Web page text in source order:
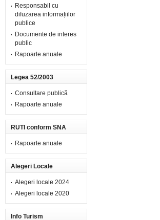
Responsabil cu
difuzarea informațiilor
publice
Documente de interes
public
Rapoarte anuale
Legea 52/2003
Consultare publică
Rapoarte anuale
RUTI conform SNA
Rapoarte anuale
Alegeri Locale
Alegeri locale 2024
Alegeri locale 2020
Info Turism